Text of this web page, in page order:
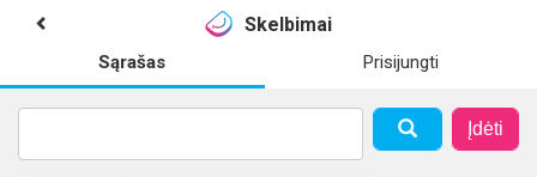
Skelbimai
Sąrašas Prisijungti
Įdėti